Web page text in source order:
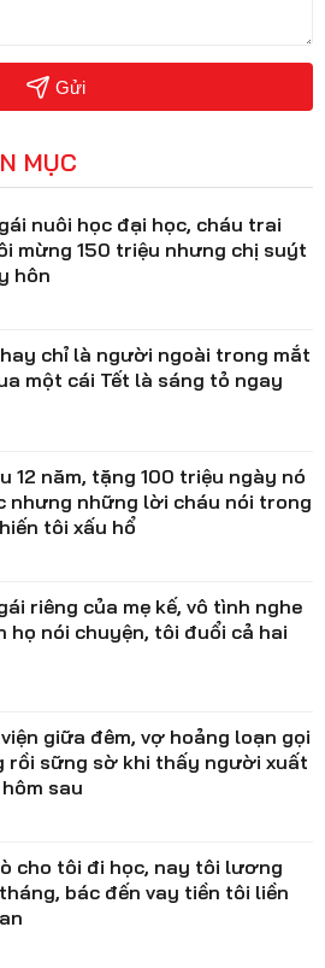
Gửi
MỤC
nuôi học đại học, cháu trai
mừng 150 triệu nhưng chị suýt
hôn
chỉ là người ngoài trong mắt
một cái Tết là sáng tỏ ngay
12 năm, tặng 100 triệu ngày nó
nhưng những lời cháu nói trong
tôi xấu hổ
riêng của mẹ kế, vô tình nghe
họ nói chuyện, tôi đuổi cả hai
giữa đêm, vợ hoảng loạn gọi
rồi sững sờ khi thấy người xuất
sau
cho tôi đi học, nay tôi lương
bác đến vay tiền tôi liền